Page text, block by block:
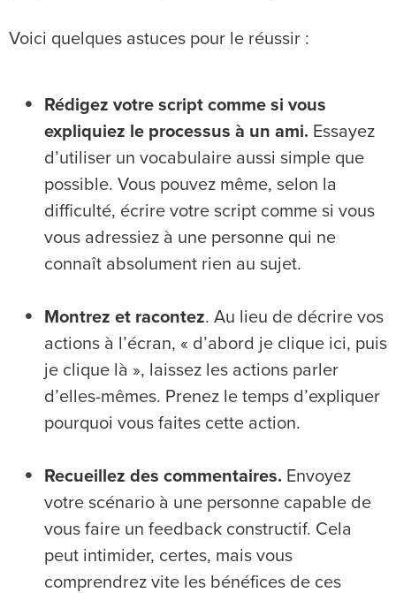
Voici quelques astuces pour le réussir :
Rédigez votre script comme si vous
expliquiez le processus à un ami. Essayez
d’utiliser un vocabulaire aussi simple que
possible. Vous pouvez même, selon la
difficulté, écrire votre script comme si vous
vous adressiez à une personne qui ne
connaît absolument rien au sujet.
Montrez et racontez. Au lieu de décrire vos
actions à l’écran, « d’abord je clique ici, puis
je clique là », laissez les actions parler
d’elles-mêmes. Prenez le temps d’expliquer
pourquoi vous faites cette action.
Recueillez des commentaires. Envoyez
votre scénario à une personne capable de
vous faire un feedback constructif. Cela
peut intimider, certes, mais vous
comprendrez vite les bénéfices de ces